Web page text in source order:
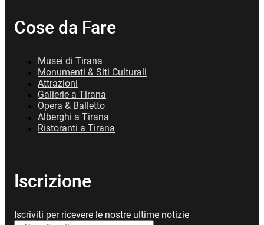
Cose da Fare
Musei di Tirana
Monumenti & Siti Culturali
Attrazioni
Gallerie a Tirana
Opera & Balletto
Alberghi a Tirana
Ristoranti a Tirana
Iscrizione
Iscriviti per ricevere le nostre ultime notizie